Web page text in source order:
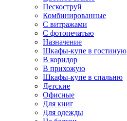
Пескоструй
Комбинированные
С витражами
С фотопечатью
Назначение
Шкафы-купе в гостиную
В коридор
В прихожую
Шкафы-купе в спальню
Детские
Офисные
Для книг
Для одежды